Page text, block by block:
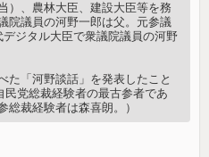
）、農林大臣、建設大臣等を務
院議員の河野一郎は父。元参議
ジタル大臣で衆議院議員の河野
た「河野談話」を発表したこと
党総裁経験者の最古参者であ
総裁経験者は森喜朗。）